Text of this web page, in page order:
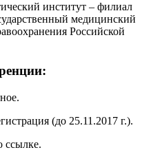
институт – филиал
медицинский
Российской
(до 25.11.2017 г.).
ссылке.